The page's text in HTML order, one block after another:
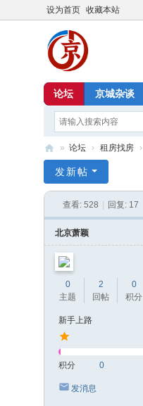
设为首页 收藏本站
论坛 京城杂谈
京
» 论坛 › 租房找房 ›
发新帖
查看: 528 回复: 17
北京萧颖
0
主题
2
回帖
0
积分
新手上路
积分 0
发消息